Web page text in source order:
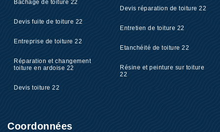
Bâchage de toiture 22
Devis fuite de toiture 22
Entreprise de toiture 22
Réparation et changement
toiture en ardoise 22
Devis toiture 22
Devis réparation de toiture 22
Entretien de toiture 22
Etanchéité de toiture 22
Résine et peinture sur toiture
22
Coordonnées